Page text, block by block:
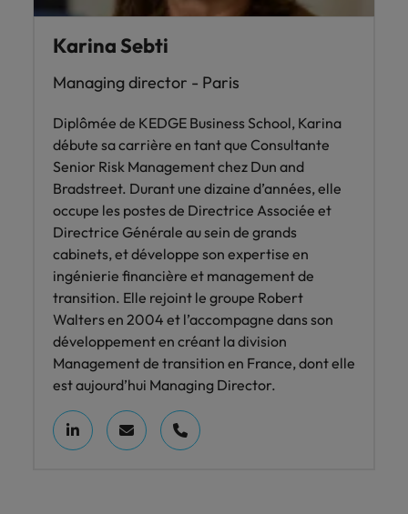
Karina Sebti
Managing director - Paris
Diplômée de KEDGE Business School, Karina
débute sa carrière en tant que Consultante
Senior Risk Management chez Dun and
Bradstreet. Durant une dizaine d’années, elle
occupe les postes de Directrice Associée et
Directrice Générale au sein de grands
cabinets, et développe son expertise en
ingénierie financière et management de
transition. Elle rejoint le groupe Robert
Walters en 2004 et l’accompagne dans son
développement en créant la division
Management de transition en France, dont elle
est aujourd’hui Managing Director.